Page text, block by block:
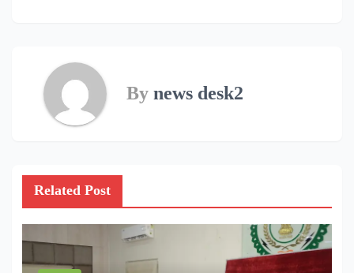
By news desk2
Related Post